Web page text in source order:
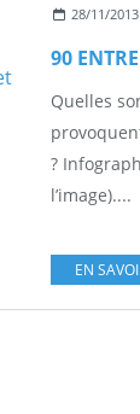
28/11/2013
Quelles
?
l’image)....
EN